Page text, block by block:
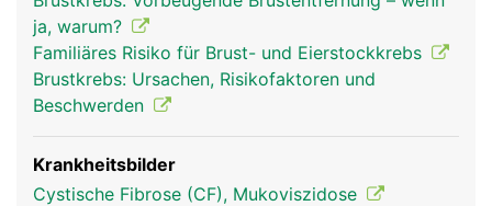
ja, warum?
Familiäres Risiko für Brust- und Eierstockkrebs
Brustkrebs: Ursachen, Risikofaktoren und
Beschwerden
Krankheitsbilder
Cystische Fibrose (CF), Mukoviszidose